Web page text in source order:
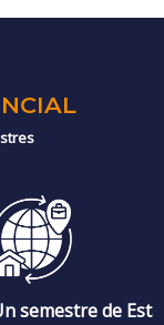
semestre de